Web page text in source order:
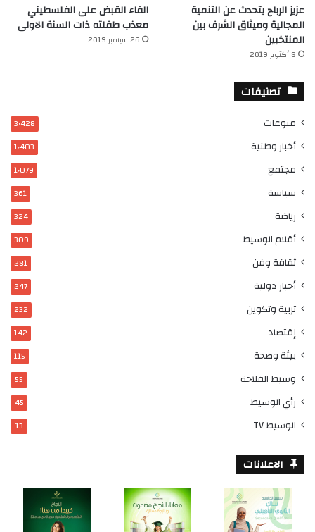
عزيز الرباح يتحدث عن التنمية
المجالية وميثاق الشرف بين
المنتخبين
8 أكتوبر 2019
القاء القبض على الفلسطيني
معذب طفلته ذات السنة الاولى
26 سبتمبر 2019
تصنيفات
منوعات 3٬428
أخبار وطنية 1٬403
مجتمع 1٬079
سياسة 361
رياضة 324
أقلام الوسيط 309
ثقافة وفن 281
أخبار دولية 247
تربية وتكوين 232
إقتصاد 142
بيئة وصحة 115
وسيط الفلاحة 55
رأي الوسيط 45
الوسيط TV 13
الاعلانات